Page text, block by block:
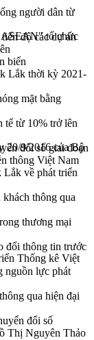
người dân từ
độ các dự án
biển
Lắk thời kỳ 2021-
mặt bằng
từ 10% trở lên
đổi số giai đoạn
thông Việt Nam
về phát triển
thông qua
thương mại
đổi thông tin trước
nguồn lực phát
qua hiện đại
đổi số
Thị Nguyên Thảo
tổ chức
20/9/2016 của Bộ
Thống kê Việt